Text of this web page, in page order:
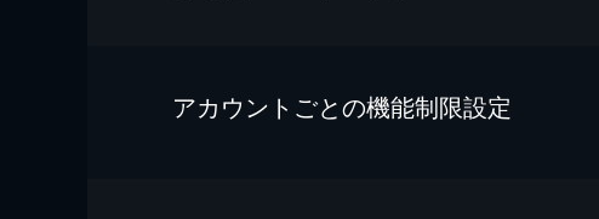
アカウントごとの機能制限設定